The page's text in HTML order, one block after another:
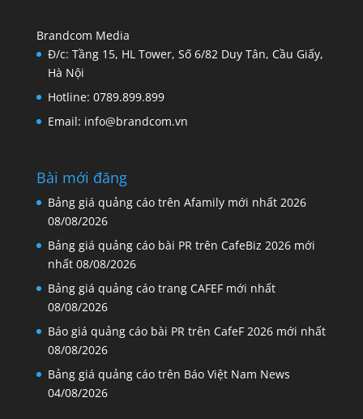
Brandcom Media
Đ/c: Tầng 15, HL Tower, Số 6/82 Duy Tân, Cầu Giấy,
Hà Nội
Hotline: 0789.899.899
Email: info@brandcom.vn
Bài mới đăng
Bảng giá quảng cáo trên Afamily mới nhất 2026
08/08/2026
Bảng giá quảng cáo bài PR trên CafeBiz 2026 mới
nhất 08/08/2026
Bảng giá quảng cáo trang CAFEF mới nhất
08/08/2026
Báo giá quảng cáo bài PR trên CafeF 2026 mới nhất
08/08/2026
Bảng giá quảng cáo trên Báo Việt Nam News
04/08/2026